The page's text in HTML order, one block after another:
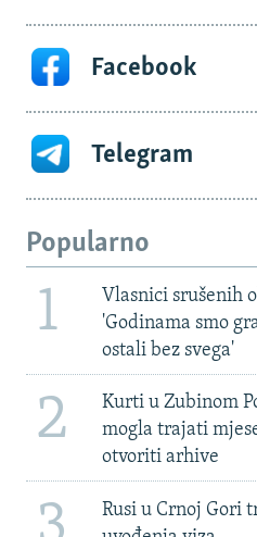
Facebook
Telegram
Popularno
1
Vlasnici srušenih
'Godinama smo
ostali bez svega'
2
Kurti u Zubinom
mogla trajati
otvoriti arhive
Rusi u Crnoj Gori